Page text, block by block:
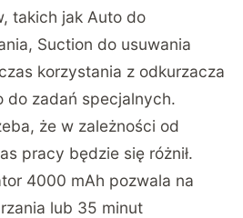
takich jak Auto do
Suction do usuwania
korzystania z odkurzacza
do zadań specjalnych.
że w zależności od
pracy będzie się różnił.
4000 mAh pozwala na
lub 35 minut